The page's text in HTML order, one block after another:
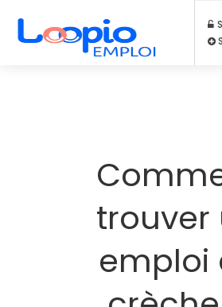
trouver
emploi